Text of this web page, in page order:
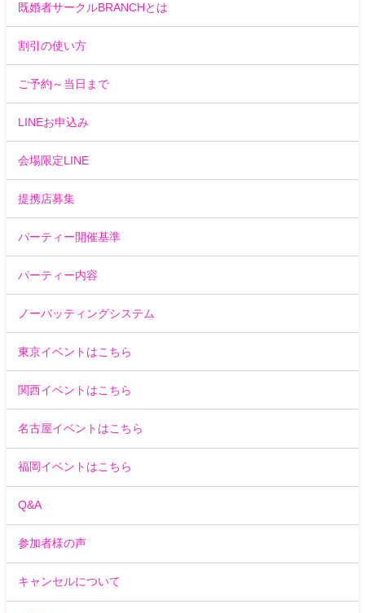
既婚者サークルBRANCHとは
割引の使い方
ご予約～当日まで
LINEお申込み
会場限定LINE
提携店募集
パーティー開催基準
パーティー内容
ノーバッティングシステム
東京イベントはこちら
関西イベントはこちら
名古屋イベントはこちら
福岡イベントはこちら
Q&A
参加者様の声
キャンセルについて